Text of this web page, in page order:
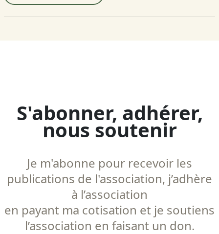
S'abonner, adhérer,
nous soutenir
Je m'abonne pour recevoir les
publications de l'association, j’adhère
à l’association
en payant ma cotisation et je soutiens
l’association en faisant un don.